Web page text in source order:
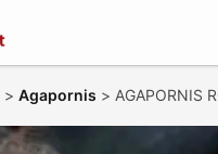
> Agapornis > AGAPORNIS